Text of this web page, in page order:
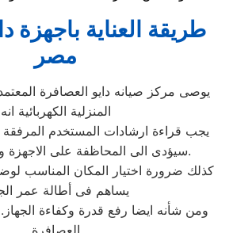
طريقة العناية باجهزة
مصر
المنزلية الكهربائية انه
يجب قراءة ارشادات المستخدم المرفقة
سيؤدى الى المحاظفة على الاجهزة وتلاشى الاعطال.
يساهم فى أطالة عمر
العصافرة